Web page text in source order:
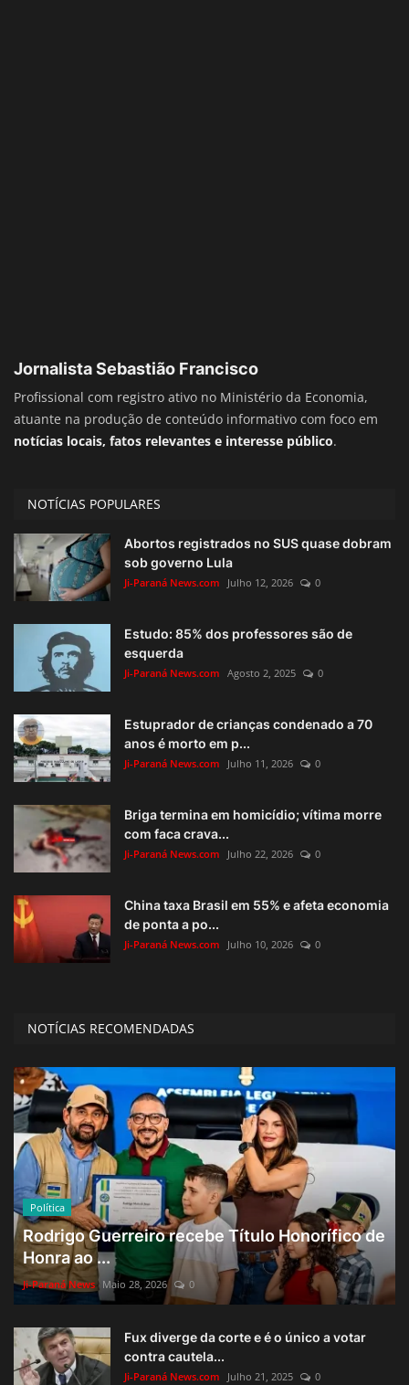
Jornalista Sebastião Francisco
Profissional com registro ativo no Ministério da Economia,
atuante na produção de conteúdo informativo com foco em
notícias locais, fatos relevantes e interesse público.
NOTÍCIAS POPULARES
Abortos registrados no SUS quase dobram
sob governo Lula
Ji-Paraná News.com Julho 12, 2026 0
Estudo: 85% dos professores são de
esquerda
Ji-Paraná News.com Agosto 2, 2025 0
Estuprador de crianças condenado a 70
anos é morto em p...
Ji-Paraná News.com Julho 11, 2026 0
Briga termina em homicídio; vítima morre
com faca crava...
Ji-Paraná News.com Julho 22, 2026 0
China taxa Brasil em 55% e afeta economia
de ponta a po...
Ji-Paraná News.com Julho 10, 2026 0
NOTÍCIAS RECOMENDADAS
Política
Rodrigo Guerreiro recebe Título Honorífico de
Honra ao ...
Ji-Paraná News Maio 28, 2026 0
Fux diverge da corte e é o único a votar
contra cautela...
Ji-Paraná News.com Julho 21, 2025 0